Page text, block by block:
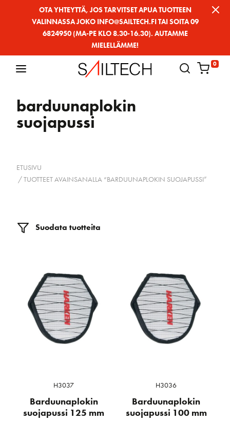
OTA YHTEYTTÄ, JOS TARVITSET APUA TUOTTEEN
VALINNASSA JOKO INFO@SAILTECH.FI TAI SOITA 09
6824950 (MA-PE KLO 8.30-16.30). AUTAMME
MIELELLÄMME!
0
barduunaplokin
suojapussi
ETUSIVU
/ TUOTTEET AVAINSANALLA “BARDUUNAPLOKIN SUOJAPUSSI”
Suodata tuotteita
H3037
Barduunaplokin
suojapussi 125 mm
H3036
Barduunaplokin
suojapussi 100 mm